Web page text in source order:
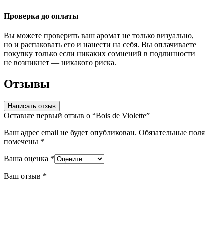
Проверка до оплаты
Вы можете проверить ваш аромат не только визуально,
но и распаковать его и нанести на себя. Вы оплачиваете
покупку только если никаких сомнений в подлинности
не возникнет — никакого риска.
Отзывы
Написать отзыв
Оставьте первый отзыв о “Bois de Violette”
Ваш адрес email не будет опубликован. Обязательные поля
помечены *
Ваша оценка *
Ваш отзыв *